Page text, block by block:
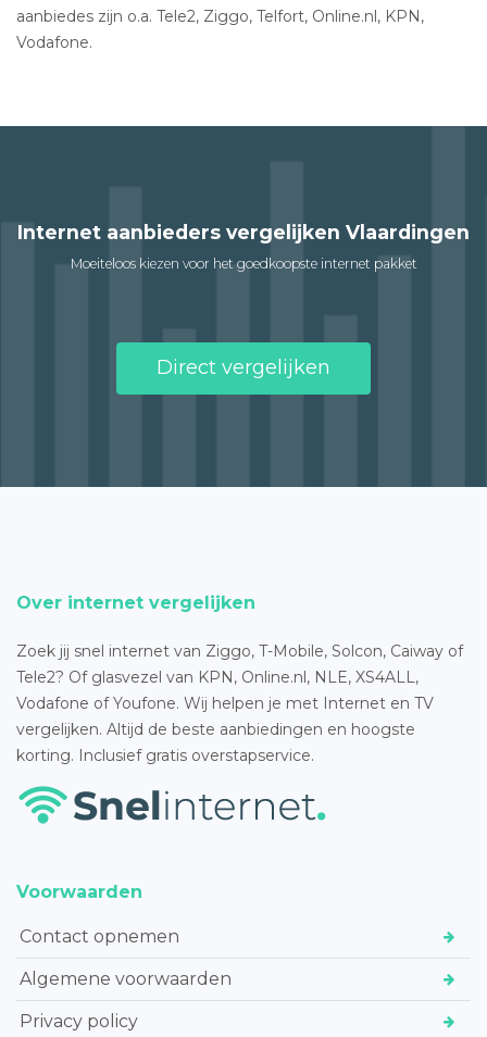
aanbiedes zijn o.a. Tele2, Ziggo, Telfort, Online.nl, KPN,
Vodafone.
Internet aanbieders vergelijken Vlaardingen
Moeiteloos kiezen voor het goedkoopste internet pakket
Direct vergelijken
Over internet vergelijken
Zoek jij snel internet van Ziggo, T-Mobile, Solcon, Caiway of
Tele2? Of glasvezel van KPN, Online.nl, NLE, XS4ALL,
Vodafone of Youfone. Wij helpen je met Internet en TV
vergelijken. Altijd de beste aanbiedingen en hoogste
korting. Inclusief gratis overstapservice.
Voorwaarden
Contact opnemen
Algemene voorwaarden
Privacy policy